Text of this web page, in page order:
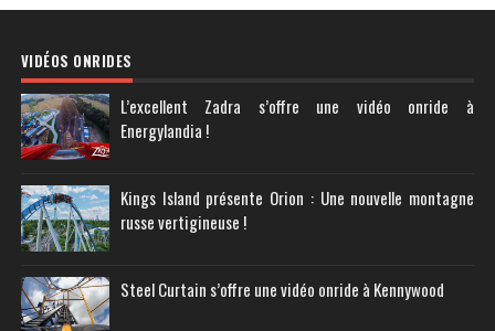
VIDÉOS ONRIDES
L’excellent Zadra s’offre une vidéo onride à
Energylandia !
Kings Island présente Orion : Une nouvelle montagne
russe vertigineuse !
Steel Curtain s’offre une vidéo onride à Kennywood